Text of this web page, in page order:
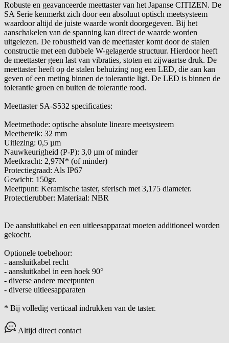
Robuste en geavanceerde meettaster van het Japanse CITIZEN. De
SA Serie kenmerkt zich door een absoluut optisch meetsysteem
waardoor altijd de juiste waarde wordt doorgegeven. Bij het
aanschakelen van de spanning kan direct de waarde worden
uitgelezen. De robustheid van de meettaster komt door de stalen
constructie met een dubbele W-gelagerde structuur. Hierdoor heeft
de meettaster geen last van vibraties, stoten en zijwaartse druk. De
meettaster heeft op de stalen behuizing nog een LED, die aan kan
geven of een meting binnen de tolerantie ligt. De LED is binnen de
tolerantie groen en buiten de tolerantie rood.
Meettaster SA-S532 specificaties:
Meetmethode: optische absolute lineare meetsysteem
Meetbereik: 32 mm
Uitlezing: 0,5 µm
Nauwkeurigheid (P-P): 3,0 µm of minder
Meetkracht: 2,97N* (of minder)
Protectiegraad: Als IP67
Gewicht: 150gr.
Meettpunt: Keramische taster, sferisch met 3,175 diameter.
Protectierubber: Materiaal: NBR
De aansluitkabel en een uitleesapparaat moeten additioneel worden
gekocht.
Optionele toebehoor:
- aansluitkabel recht
- aansluitkabel in een hoek 90°
- diverse andere meetpunten
- diverse uitleesapparaten
* Bij volledig verticaal indrukken van de taster.
Altijd direct contact